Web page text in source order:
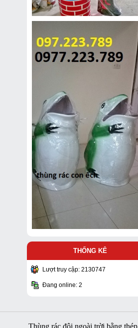
THỐNG KÊ
Lượt truy cập: 2130747
Đang online: 2
Thùng rác đôi ngoài trời bằng thép